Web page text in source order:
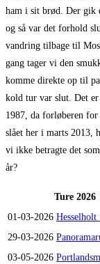
ham i sit brød. Der gik
og så var det forhold
vandring tilbage til
gang tager vi den
komme direkte op til
kold tur var slut. Det er
1987, da forløberen
slået her i marts 2013,
vi ikke betragte det
år?
Ture 2026
01-03-2026 Hesselholt
29-03-2026
03-05-2026